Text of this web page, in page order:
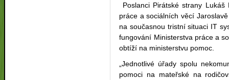
Poslanci Pirátské strany
práce a sociálních věcí
na současnou tristní situaci IT
fungování Ministerstva práce a
obtíží na ministerstvu pomoc.
„Jednotlivé úřady spolu
pomoci na mateřské na